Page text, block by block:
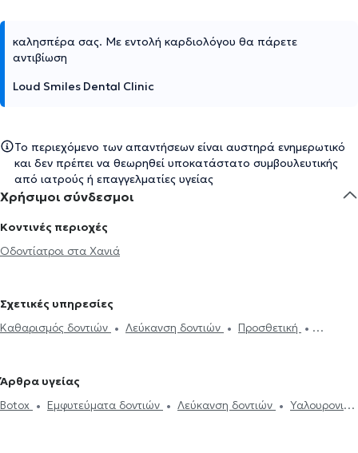
καλησπέρα σας. Με εντολή καρδιολόγου θα πάρετε
αντιβίωση
Loud Smiles Dental Clinic
Το περιεχόμενο των απαντήσεων είναι αυστηρά ενημερωτικό
και δεν πρέπει να θεωρηθεί υποκατάστατο συμβουλευτικής
από ιατρούς ή επαγγελματίες υγείας
Χρήσιμοι σύνδεσμοι
Κοντινές περιοχές
Οδοντίατροι στα Χανιά
Σχετικές υπηρεσίες
Καθαρισμός δοντιών
Λεύκανση δοντιών
Προσθετική
Απονεύρωση
στοματίτιδα
Υαλουρονικό Οξύ - Fillers Όψεις ρητίνης
Όψεις
Άρθρα υγείας
Botox
Εμφυτεύματα δοντιών Λεύκανση δοντιών
Υαλουρονικό